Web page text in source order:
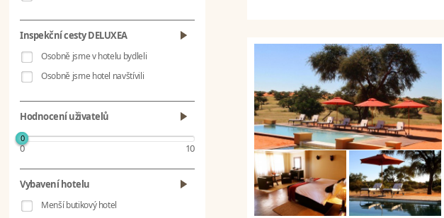
Inspekční cesty DELUXEA
Osobně jsme v hotelu bydleli
Osobně jsme hotel navštívili
Hodnocení uživatelů
0
0 10
Vybavení hotelu
Menší butikový hotel